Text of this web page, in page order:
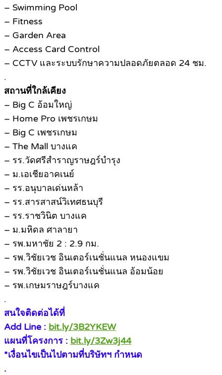
– Swimming Pool
– Fitness
– Garden Area
– Access Card Control
– CCTV และระบบรักษาความปลอดภัยตลอด 24 ชม.
.
สถานที่ใกล้เคียง
– Big C อ้อมใหญ่
– Home Pro เพชรเกษม
– Big C เพชรเกษม
– The Mall บางแค
– รร.วัดศรีสำราญราษฎร์บำรุง
– ม.เอเชียอาคเนย์
– รร.อนุบาลเด่นหล้า
– รร.สารสาสน์วิเทศธนบุรี
– รร.ราชวินิต บางแค
– ม.มหิดล ศาลายา
– รพ.มหาชัย 2 : 2.9 กม.
– รพ.วิชัยเวช อินเตอร์เนชั่นแนล หนองแขม
– รพ.วิชัยเวช อินเตอร์เนชั่นแนล อ้อมน้อย
– รพ.เกษมราษฎร์บางแค
.
สนใจติดต่อได้ที่
Add Line : bit.ly/3B2YKEW
แผนที่โครงการ : bit.ly/3Zw3j44
*เงื่อนไขเป็นไปตามที่บริษัทฯ กำหนด
.